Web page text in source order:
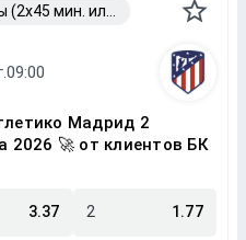
Мадрид 2
2026 🚀 от клиентов БК
3.37 2 1.77